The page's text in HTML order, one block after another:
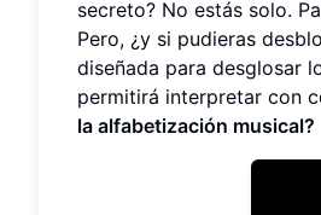
secreto? No estás solo.
Pero, ¿y si pudieras
diseñada para desglosar
permitirá interpretar con
la alfabetización musical?